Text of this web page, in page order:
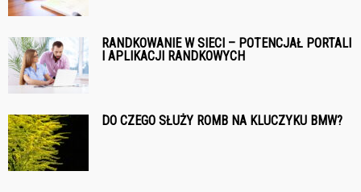
RANDKOWANIE W SIECI – POTENCJAŁ PORTALI
I APLIKACJI RANDKOWYCH
DO CZEGO SŁUŻY ROMB NA KLUCZYKU BMW?